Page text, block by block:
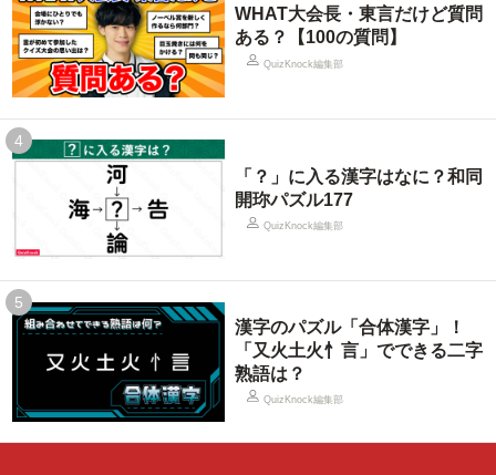
WHAT大会長・東言だけど質問
ある？【100の質問】
QuizKnock編集部
4
「？」に入る漢字はなに？和同
開珎パズル177
QuizKnock編集部
5
漢字のパズル「合体漢字」！
「又火土火忄言」でできる二字
熟語は？
QuizKnock編集部